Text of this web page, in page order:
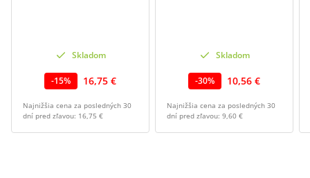
Skladom
-15% 16,75 €
Najnižšia cena za posledných 30
dní pred zľavou: 16,75 €
Skladom
-30% 10,56 €
Najnižšia cena za posledných 30
dní pred zľavou: 9,60 €